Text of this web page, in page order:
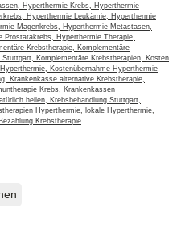
Hyperthermie Krebs
Hyperthermie
Hyperthermie Leukämie
Hyperthermie
Magenkrebs Hyperthermie Metastasen
Prostatakrebs Hyperthermie Therapie
Krebstherapie
Komplementäre
Stuttgart Komplementäre Krebstherapien
Kosten
Kostenübernahme Hyperthermie
Krankenkasse alternative Krebstherapie
Krebs
Krankenkassen
heilen Krebsbehandlung Stuttgart
Hyperthermie lokale Hyperthermie
Krebstherapie